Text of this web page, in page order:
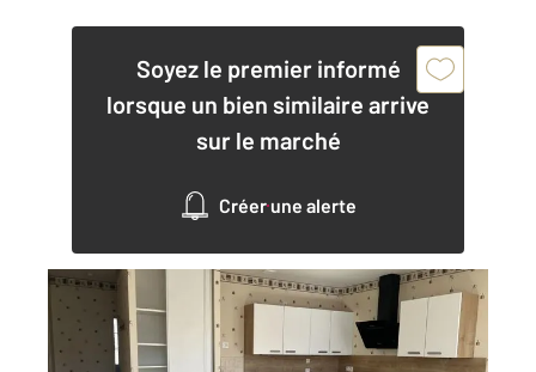
Soyez le premier informé
lorsque un bien similaire arrive
sur le marché
Créer une alerte
FOUGERES 35
52 m 2 , 3 pièces
Ref : 6768